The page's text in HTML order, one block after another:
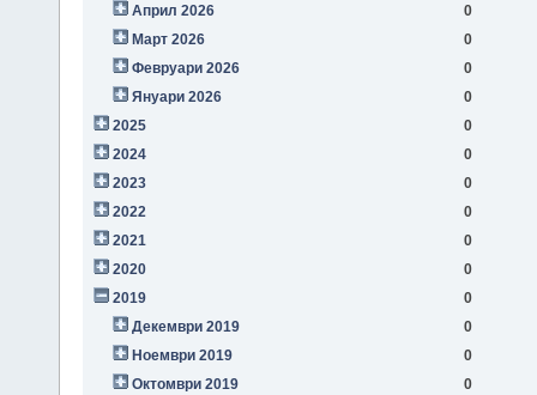
Април 2026
0
Март 2026
0
Февруари 2026
0
Януари 2026
0
2025
0
2024
0
2023
0
2022
0
2021
0
2020
0
2019
0
Декември 2019
0
Ноември 2019
0
Октомври 2019
0